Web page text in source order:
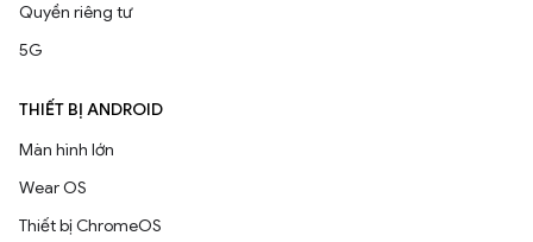
Quyền riêng tư
5G
THIẾT BỊ ANDROID
Màn hình lớn
Wear OS
Thiết bị ChromeOS